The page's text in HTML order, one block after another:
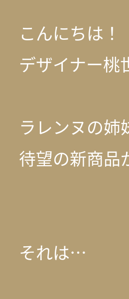
こんにちは！
デザイナー桃
ラレンヌの姉
待望の新商品
それは…